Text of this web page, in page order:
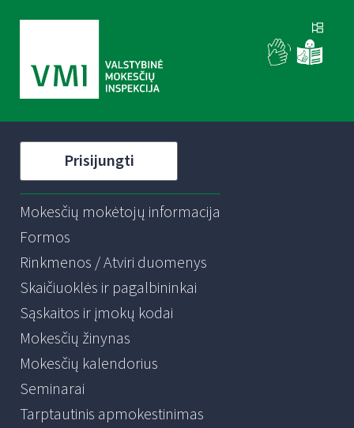
Prisijungti
Mokesčių mokėtojų informacija
Formos
Rinkmenos / Atviri duomenys
Skaičiuoklės ir pagalbininkai
Sąskaitos ir įmokų kodai
Mokesčių žinynas
Mokesčių kalendorius
Seminarai
Tarptautinis apmokestinimas